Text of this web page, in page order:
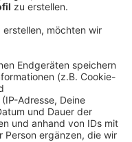
Ascheplätze in
wird eine neue
ein neues
sollen